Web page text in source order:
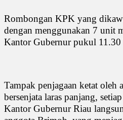
Rombongan KPK yang
dengan menggunakan 7 unit
Kantor Gubernur pukul
Tampak penjagaan ketat oleh
bersenjata laras panjang,
Kantor Gubernur Riau